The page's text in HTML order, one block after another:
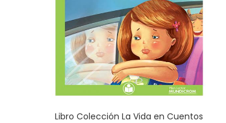
Libro Colección La Vida en Cuentos